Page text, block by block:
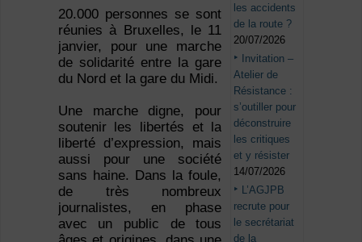
20.000 personnes se sont
réunies à Bruxelles, le 11
janvier, pour une marche
de solidarité entre la gare
du Nord et la gare du Midi.
Une marche digne, pour
soutenir les libertés et la
liberté d’expression, mais
aussi pour une société
sans haine. Dans la foule,
de très nombreux
journalistes, en phase
avec un public de tous
les accidents
de la route ?
20/07/2026
Invitation –
Atelier de
Résistance :
s’outiller pour
déconstruire
les critiques
et y résister
14/07/2026
L’AGJPB
recrute pour
le secrétariat
de la